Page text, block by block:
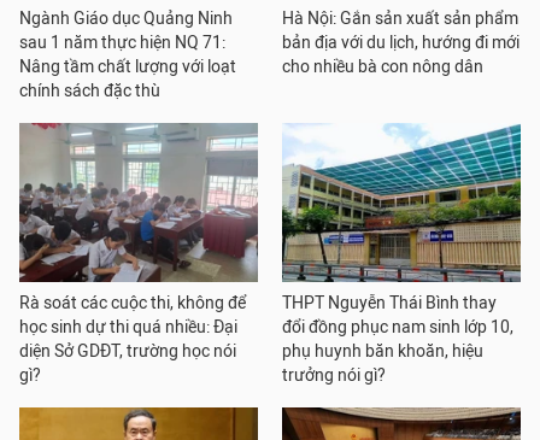
Ngành Giáo dục Quảng Ninh
sau 1 năm thực hiện NQ 71:
Nâng tầm chất lượng với loạt
chính sách đặc thù
Hà Nội: Gắn sản xuất sản phẩm
bản địa với du lịch, hướng đi mới
cho nhiều bà con nông dân
Rà soát các cuộc thi, không để
học sinh dự thi quá nhiều: Đại
diện Sở GDĐT, trường học nói
gì?
THPT Nguyễn Thái Bình thay
đổi đồng phục nam sinh lớp 10,
phụ huynh băn khoăn, hiệu
trưởng nói gì?